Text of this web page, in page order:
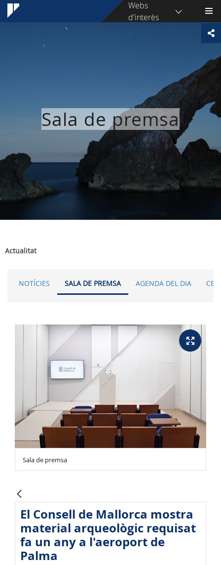
Webs
d'interès
Sala de premsa
Actualitat
NOTÍCIES SALA DE PREMSA AGENDA DEL DIA
Sala de premsa
El Consell de Mallorca mostra
material arqueològic requisat
fa un any a l'aeroport de
Palma